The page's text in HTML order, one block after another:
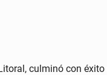
culminó con